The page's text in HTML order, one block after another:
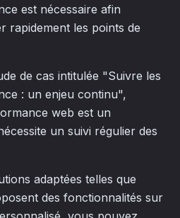
est nécessaire afin
rapidement les points de
de cas intitulée "Suivre les
: un enjeu continu",
web est un
un suivi régulier des
adaptées telles que
des fonctionnalités sur